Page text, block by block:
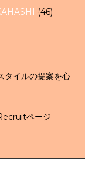
(46)
タイルの提案を心
ページ